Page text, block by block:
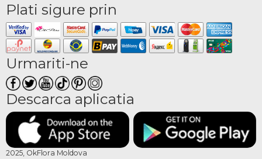
Plati sigure prin
Urmariti-ne
Descarca aplicatia
2025, OkFlora Moldova